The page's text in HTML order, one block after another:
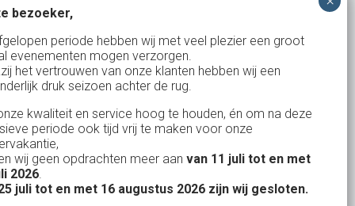
Bank: NL15ABNA0561810710
KvK: 17167131
BTW: NL.1678.53.296.B01
Uw partner in:
Evenementen verhuur
bezoeker,
periode hebben wij met veel plezier een groot
evenementen mogen verzorgen.
het vertrouwen van onze klanten hebben wij een
druk seizoen achter de rug.
kwaliteit en service hoog te houden, én om na deze
periode ook tijd vrij te maken voor onze
wij geen opdrachten meer aan van 11 juli tot en met
2026.
juli tot en met 16 augustus 2026 zijn wij gesloten.